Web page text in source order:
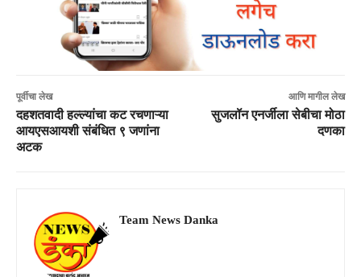
पूर्वीचा लेख
दहशतवादी हल्ल्यांचा कट रचणाऱ्या
आयएसआयशी संबंधित ९ जणांना
अटक
आणि मागील लेख
सुजलॉन एनर्जीला सेबीचा मोठा
दणका
Team News Danka